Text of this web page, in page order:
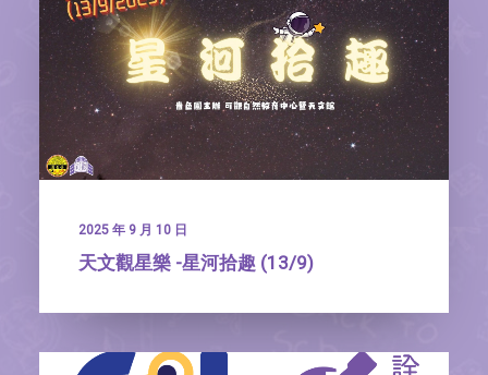
2025 年 9 月 10 日
天文觀星樂 -星河拾趣 (13/9)